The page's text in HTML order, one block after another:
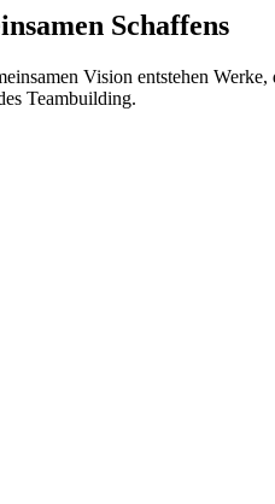
Schaffens
Vision entstehen
Teambuilding.